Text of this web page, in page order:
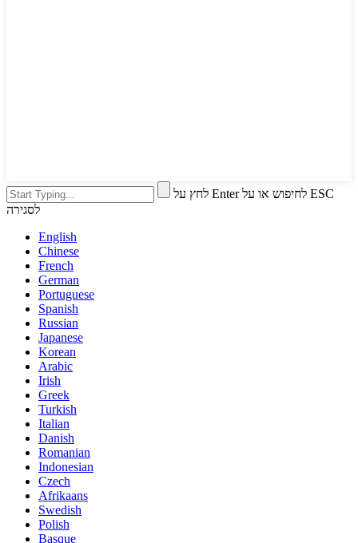
לחץ על Enter לחיפוש או על ESC
לסגירה
English
Chinese
French
German
Portuguese
Spanish
Russian
Japanese
Korean
Arabic
Irish
Greek
Turkish
Italian
Danish
Romanian
Indonesian
Czech
Afrikaans
Swedish
Polish
Basque